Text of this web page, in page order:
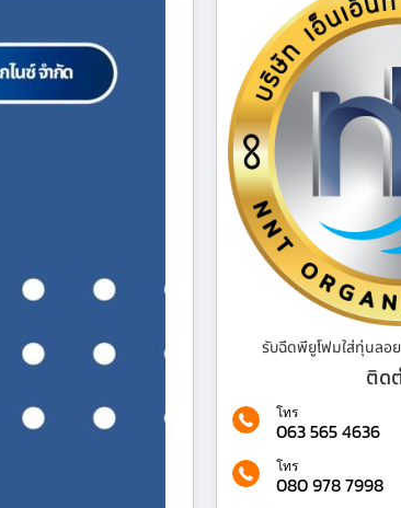
รับฉีดพียูโฟมใส่ทุ่นลอ
ติด
โทร
063 565 4636
โทร
080 978 7998